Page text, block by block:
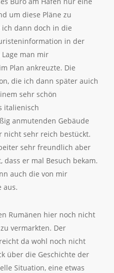
um diese Pläne zu
dann doch in die
in der
man mir
Plan ankreuzte. Die
die ich dann später auich
sehr schön
italienisch
anmutenden Gebäude
nicht sehr reich bestückt.
sehr freundlich aber
dass er mal Besuch bekam.
auch die von mir
aus.
Rumänen hier noch nicht
vermarkten. Der
da wohl noch nicht
über die Geschichte der
Situation, eine etwas